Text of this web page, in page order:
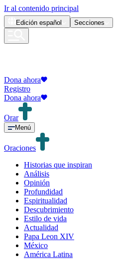
Ir al contenido principal
Edición español Secciones
Dona ahora
Registro
Dona ahora
Orar
Menú
Oraciones
Historias que inspiran
Análisis
Opinión
Profundidad
Espiritualidad
Descubrimiento
Estilo de vida
Actualidad
Papa Leon XIV
México
América Latina